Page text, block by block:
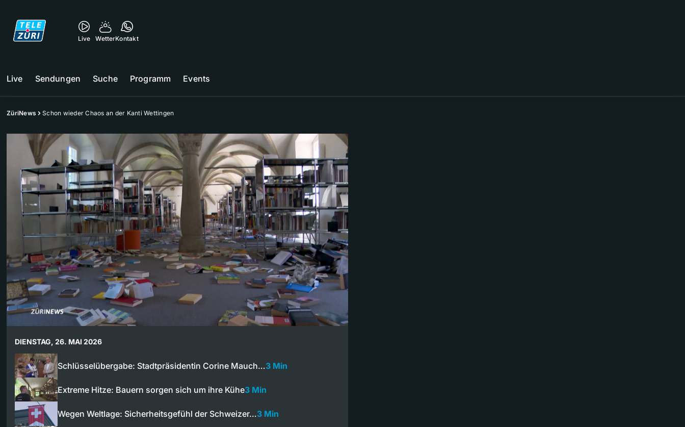
Live WetterKontakt
Live Sendungen Suche Programm Events
ZüriNews Schon wieder Chaos an der Kanti Wettingen
DIENSTAG, 26. MAI 2026
Schlüsselübergabe: Stadtpräsidentin Corine Mauch…3 Min
Extreme Hitze: Bauern sorgen sich um ihre Kühe3 Min
Wegen Weltlage: Sicherheitsgefühl der Schweizer…3 Min